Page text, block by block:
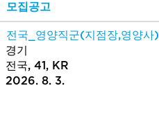
모집공고
전국_영양직군(지점장,영양사)
경기
전국, 41, KR
2026. 8. 3.